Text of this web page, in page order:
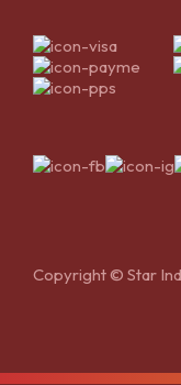
Copyright © Star